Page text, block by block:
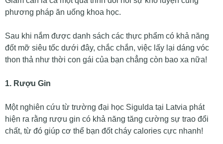
phương pháp ăn uống khoa học.
Sau khi nắm được danh sách các thực phẩm có khả năng
đốt mỡ siêu tốc dưới đây, chắc chắn, việc lấy lại dáng vóc
thon thả như thời con gái của bạn chẳng còn bao xa nữa!
1. Rượu Gin
Một nghiên cứu từ trường đại học Sigulda tại Latvia phát
hiện ra rằng rượu gin có khả năng tăng cường sự trao đổi
chất, từ đó giúp cơ thể bạn đốt cháy calories cực nhanh!